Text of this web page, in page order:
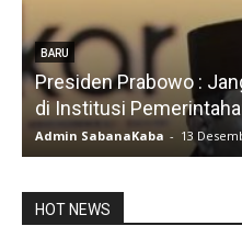
BARU
Presiden Prabowo :
di Institusi
Admin SabanaKaba - 13
HOT NEWS